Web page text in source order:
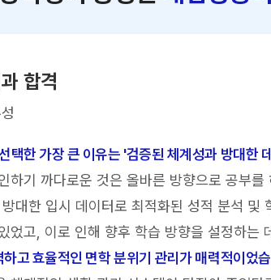
합격
택한 가장 큰 이유는 '검증된 체계성과 방대한
하기 까다로운 것은 올바른 방향으로 공부
대한 입시 데이터로 최적화된 성적 분석 및
었고, 이로 인해 향후 학습 방향을 설정하는
고 효율적인 면학 분위기 관리가 매력적이었